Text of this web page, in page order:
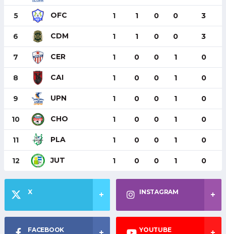
5 OFC 1 1 0 0 3
6 CDM 1 1 0 0 3
7 CER 1 0 0 1 0
8 CAI 1 0 0 1 0
9 UPN 1 0 0 1 0
10 CHO 1 0 0 1 0
11 PLA 1 0 0 1 0
12 JUT 1 0 0 1 0
X INSTAGRAM
FACEBOOK YOUTUBE